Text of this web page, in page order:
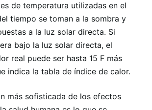
de temperatura utilizadas en el
tiempo se toman a la sombra y
a la luz solar directa. Si
bajo la luz solar directa, el
real puede ser hasta 15 F más
indica la tabla de índice de calor.
más sofisticada de los efectos